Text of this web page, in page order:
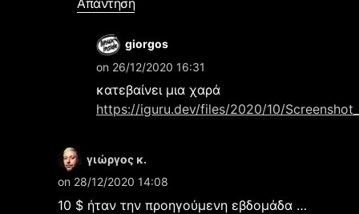
giorgos
on 26/12/2020 16:31
κατεβαίνει μια χαρά
https://iguru.dev/files/2020/10/
γιώργος κ.
on 28/12/2020 14:08
10 $ ήταν την προηγούμενη εβδομάδα …